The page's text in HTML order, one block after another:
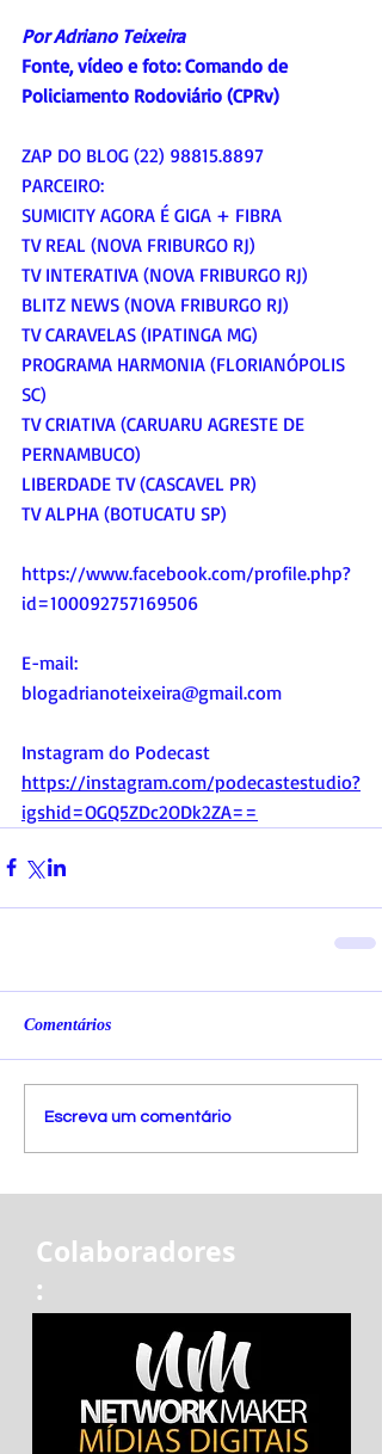
Por Adriano Teixeira
Fonte, vídeo e foto: Comando de
Policiamento Rodoviário (CPRv)
ZAP DO BLOG (22) 98815.8897
PARCEIRO:
SUMICITY AGORA É GIGA + FIBRA
TV REAL (NOVA FRIBURGO RJ)
TV INTERATIVA (NOVA FRIBURGO RJ)
BLITZ NEWS (NOVA FRIBURGO RJ)
TV CARAVELAS (IPATINGA MG)
PROGRAMA HARMONIA (FLORIANÓPOLIS
SC)
TV CRIATIVA (CARUARU AGRESTE DE
PERNAMBUCO)
LIBERDADE TV (CASCAVEL PR)
TV ALPHA (BOTUCATU SP)
https://www.facebook.com/profile.php?
id=100092757169506
E-mail:
blogadrianoteixeira@gmail.com
Instagram do Podecast
https://instagram.com/podecastestudio?
igshid=OGQ5ZDc2ODk2ZA==
Comentários
Escreva um comentário
Colaboradores
: